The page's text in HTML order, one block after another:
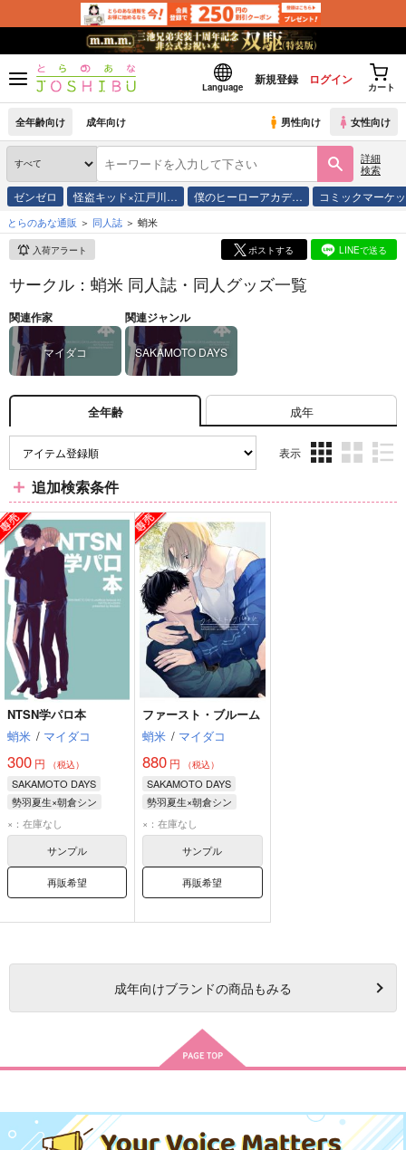
Language
新規登録 ログイン
カート
全年齢向け 成年向け 男性向け 女性向け
詳細
検索
ゼンゼロ 怪盗キッド×江戸川… 僕のヒーローアカデ… コミックマーケ
とらのあな通販 同人誌 蛸米
入荷アラート ポストする LINEで送る
サークル：蛸米 同人誌・同人グッズ一覧
関連作家
マイダコ
関連ジャンル
SAKAMOTO DAYS
全年齢 成年
表示
ム
ム
ム
追加検索条件
NTSN学パロ本
蛸米 / マイダコ
300 円 （税込）
SAKAMOTO DAYS
勢羽夏生×朝倉シン
勢羽夏生
×：在庫なし
サンプル
再販希望
ファースト・ブルーム
蛸米 / マイダコ
880 円 （税込）
SAKAMOTO DAYS
勢羽夏生×朝倉シン
勢羽夏生
×：在庫なし
サンプル
再販希望
成年向けブランドの商品もみる